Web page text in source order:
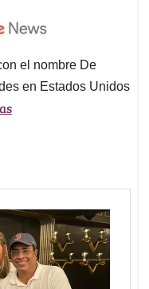
el nombre De
en Estados Unidos